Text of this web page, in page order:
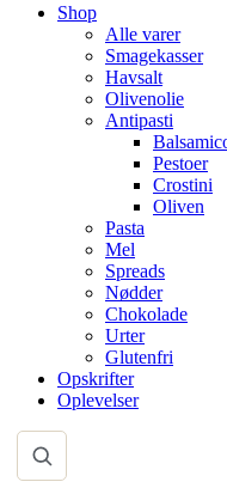
Shop
Alle varer
Smagekasser
Havsalt
Olivenolie
Antipasti
Pestoer
Crostini
Oliven
Pasta
Mel
Spreads
Nødder
Chokolade
Urter
Glutenfri
Opskrifter
Oplevelser